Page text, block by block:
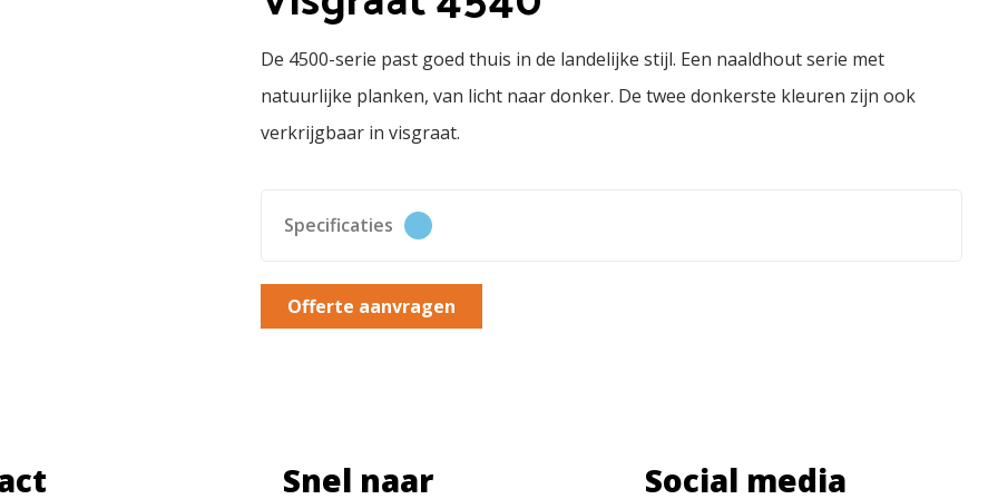
De 4500-serie past goed thuis in de landelijke stijl. Een naaldhout serie met
natuurlijke planken, van licht naar donker. De twee donkerste kleuren zijn ook
verkrijgbaar in visgraat.
Specificaties
Offerte aanvragen
Snel naar Social media